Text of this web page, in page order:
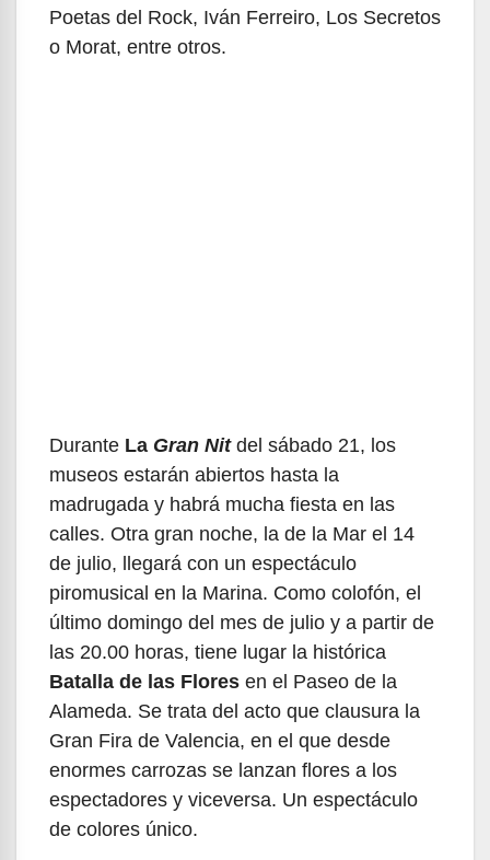
Poetas del Rock, Iván Ferreiro, Los Secretos
o Morat, entre otros.
Durante La Gran Nitdel sábado 21, los
museos estarán abiertos hasta la
madrugada y habrá mucha fiesta en las
calles. Otra gran noche, la de la Mar el 14
de julio, llegará con un espectáculo
piromusical en la Marina. Como colofón, el
último domingo del mes de julio y a partir de
las 20.00 horas, tiene lugar la histórica
Batalla de las Flores en el Paseo de la
Alameda. Se trata del acto que clausura la
Gran Fira de Valencia, en el que desde
enormes carrozas se lanzan flores a los
espectadores y viceversa. Un espectáculo
de colores único.